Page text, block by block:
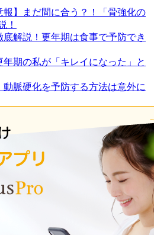
報】まだ間に合う？！「骨強化の
！
底解説！更年期は食事で予防でき
期の私が「キレイになった」と
動脈硬化を予防する方法は意外に